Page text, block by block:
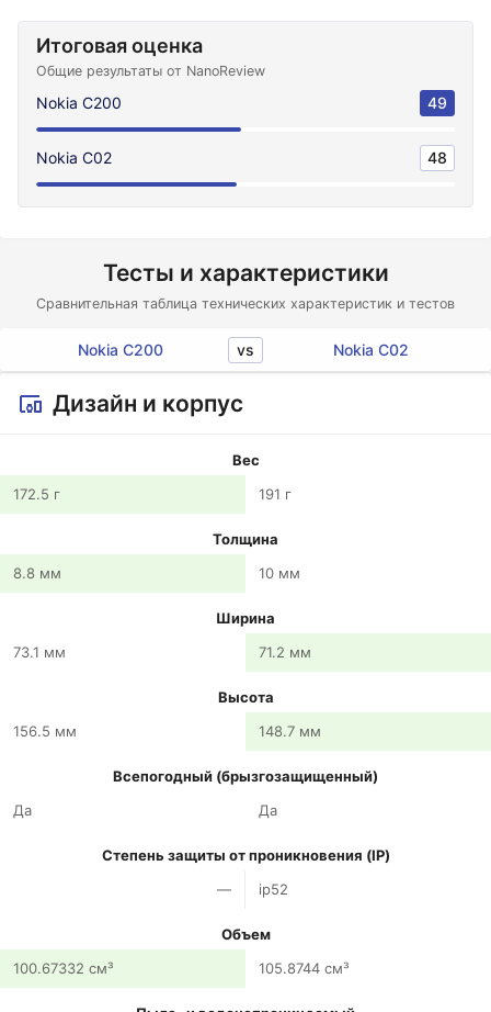
Итоговая оценка
Общие результаты от NanoReview
Nokia C200 49
Nokia C02 48
Тесты и характеристики
Сравнительная таблица технических характеристик и тестов
Nokia C200 vs Nokia C02
Дизайн и корпус
Вес
172.5 г
191 г
Толщина
8.8 мм
10 мм
Ширина
73.1 мм
71.2 мм
Высота
156.5 мм
148.7 мм
Всепогодный (брызгозащищенный)
Да
Да
Степень защиты от проникновения (IP)
—
ip52
Объем
100.67332 см³
105.8744 см³